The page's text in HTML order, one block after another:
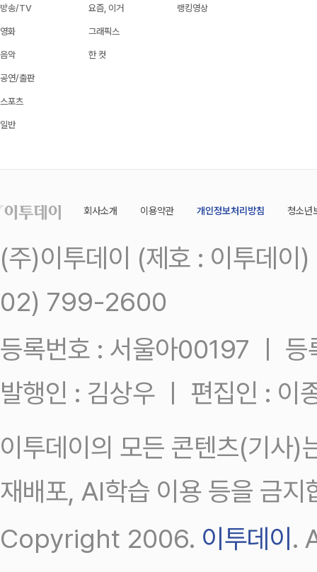
방송/TV
영화
음악
공연/출판
스포츠
일반
요즘, 이거
그래픽스
한 컷
랭킹영상
회사소개 이용약관 개인정보처리방침 청소년
(주)이투데이 (제호 : 이투데
02) 799-2600
등록번호 : 서울아00197 ㅣ
발행인 : 김상우 ㅣ 편집인 : 이
이투데이의 모든 콘텐츠(기사)
재배포, AI학습 이용 등을 금지
Copyright 2006. 이투데이 .